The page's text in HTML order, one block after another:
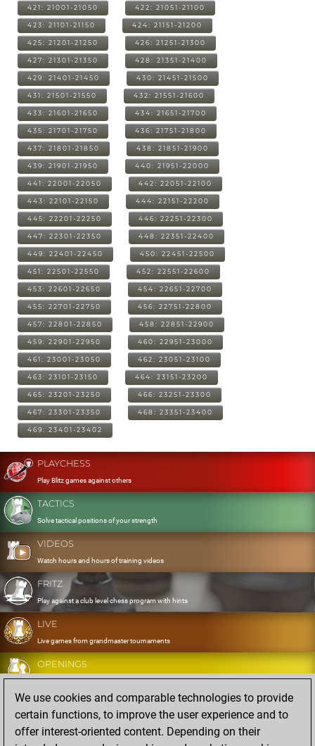
421: 21001-21050 422: 21051-21100
423: 21101-21150 424: 21151-21200
425: 21201-21250 426: 21251-21300
427: 21301-21350 428: 21351-21400
429: 21401-21450 430: 21451-21500
431: 21501-21550 432: 21551-21600
433: 21601-21650 434: 21651-21700
435: 21701-21750 436: 21751-21800
437: 21801-21850 438: 21851-21900
439: 21901-21950 440: 21951-22000
441: 22001-22050 442: 22051-22100
443: 22101-22150 444: 22151-22200
445: 22201-22250 446: 22251-22300
447: 22301-22350 448: 22351-22400
449: 22401-22450 450: 22451-22500
451: 22501-22550 452: 22551-22600
453: 22601-22650 454: 22651-22700
455: 22701-22750 456: 22751-22800
457: 22801-22850 458: 22851-22900
459: 22901-22950 460: 22951-23000
461: 23001-23050 462: 23051-23100
463: 23101-23150 464: 23151-23200
465: 23201-23250 466: 23251-23300
467: 23301-23350 468: 23351-23400
469: 23401-23402
PLAYCHESS
Play Blitz games against others
TACTICS
Solve tactical positions of your strength
VIDEOS
Watch hours and hours of training videos
FRITZ
Play against a club level chess program with hints
LIVE
Live games from grandmaster tournaments
OPENINGS
Develop and exercise your openings
DATABASE
Eight million strong games
We use cookies and comparable technologies to provide
certain functions, to improve the user experience and to
offer interest-oriented content. Depending on their